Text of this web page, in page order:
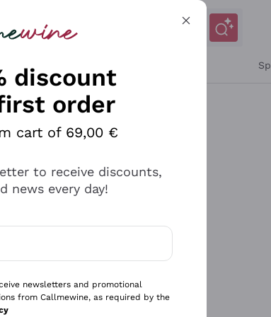
discount
order
cart of 69,00 €
to receive discounts,
news every day!
newsletters and promotional
from Callmewine, as required by the